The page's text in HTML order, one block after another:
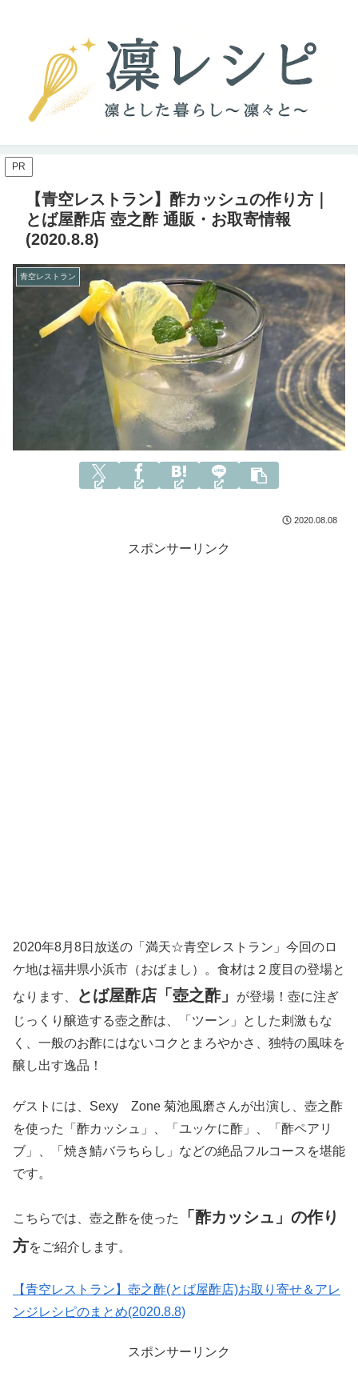
PR
【青空レストラン】酢カッシュの作り方｜
とば屋酢店 壺之酢 通販・お取寄情報
(2020.8.8)
青空レストラン
2020.08.08
スポンサーリンク
2020年8月8日放送の「満天☆青空レストラン」今回のロ
ケ地は福井県小浜市（おばまし）。食材は２度目の登場と
なります、
とば屋酢店「壺之酢」
が登場！壺に注ぎ
じっくり醸造する壺之酢は、「ツーン」とした刺激もな
く、一般のお酢にはないコクとまろやかさ、独特の風味を
醸し出す逸品！
ゲストには、Sexy Zone 菊池風磨さんが出演し、壺之酢
を使った「酢カッシュ」、「ユッケに酢」、「酢ペアリ
ブ」、「焼き鯖バラちらし」などの絶品フルコースを堪能
です。
こちらでは、壺之酢を使った
「酢カッシュ」の作り
方をご紹介します。
【青空レストラン】壺之酢(とば屋酢店)お取り寄せ＆アレ
ンジレシピのまとめ(2020.8.8)
スポンサーリンク